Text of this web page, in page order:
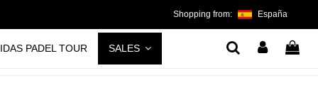
Shopping from: España
PADEL TOUR SALES